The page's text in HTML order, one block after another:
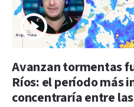
Avanzan tormentas
Ríos: el período más
concentraría entre